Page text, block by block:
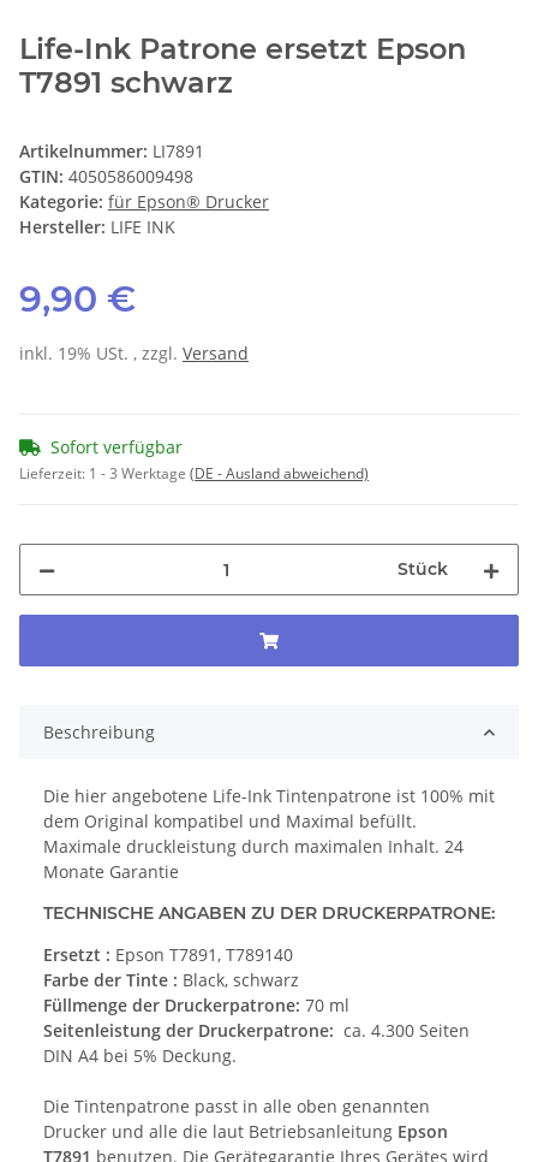
Life-Ink Patrone ersetzt Epson
T7891 schwarz
Artikelnummer: LI7891
GTIN: 4050586009498
Kategorie: für Epson® Drucker
Hersteller: LIFE INK
9,90 €
inkl. 19% USt. , zzgl. Versand
Sofort verfügbar
Lieferzeit: 1 - 3 Werktage (DE - Ausland abweichend)
Stück
Beschreibung
Die hier angebotene Life-Ink Tintenpatrone ist 100% mit
dem Original kompatibel und Maximal befüllt.
Maximale druckleistung durch maximalen Inhalt. 24
Monate Garantie
TECHNISCHE ANGABEN ZU DER DRUCKERPATRONE:
Ersetzt : Epson T7891, T789140
Farbe der Tinte : Black, schwarz
Füllmenge der Druckerpatrone: 70 ml
Seitenleistung der Druckerpatrone: ca. 4.300 Seiten
DIN A4 bei 5% Deckung.
Die Tintenpatrone passt in alle oben genannten
Drucker und alle die laut Betriebsanleitung Epson
T7891 benutzen. Die Gerätegarantie Ihres Gerätes wird